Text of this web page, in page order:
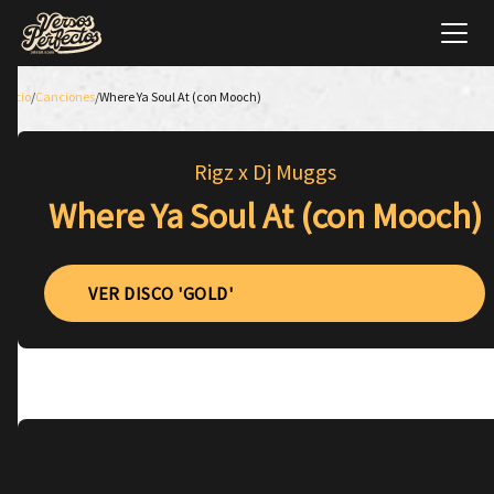
Inicio/Canciones/Where Ya Soul At (con Mooch)
Rigz x Dj Muggs
Where Ya Soul At (con Mooch)
VER DISCO 'GOLD'